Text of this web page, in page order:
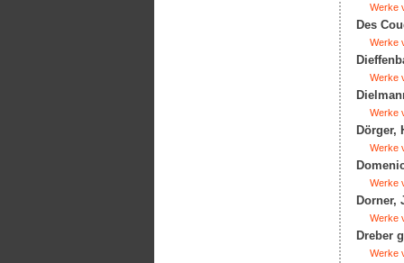
Werke
Des
Werke
Werke
Werke
Dörger,
Werke
Werke
Dorner,
Werke
Dreber
Werke